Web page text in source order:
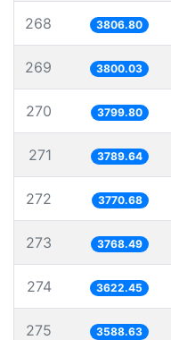
268 3806.80
269 3800.03
270 3799.80
271 3789.64
272 3770.68
273 3768.49
274 3622.45
275 3588.63